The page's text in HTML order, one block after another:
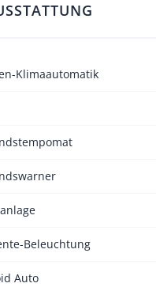
Klimaautomatik
Beleuchtung
Auto